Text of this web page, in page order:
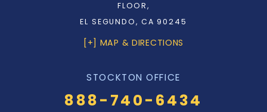
FLOOR,
EL SEGUNDO, CA 90245
[+] MAP & DIRECTIONS
STOCKTON OFFICE
888-740-6434